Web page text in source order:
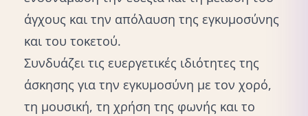
άγχους και την απόλαυση της εγκυμοσύνης
και του τοκετού.
Συνδυάζει τις ευεργετικές ιδιότητες της
άσκησης για την εγκυμοσύνη με τον χορό,
τη μουσική, τη χρήση της φωνής και το